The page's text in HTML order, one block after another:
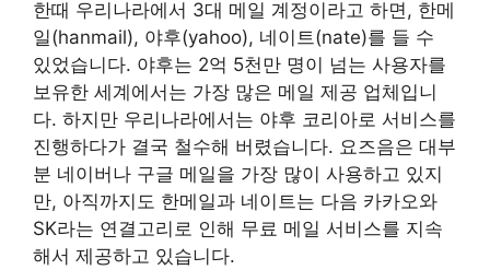
한때 우리나라에서 3대 메일 계정이라고 하면, 한메
일(hanmail), 야후(yahoo), 네이트(nate)를 들 수
있었습니다. 야후는 2억 5천만 명이 넘는 사용자를
보유한 세계에서는 가장 많은 메일 제공 업체입니
다. 하지만 우리나라에서는 야후 코리아로 서비스를
진행하다가 결국 철수해 버렸습니다. 요즈음은 대부
분 네이버나 구글 메일을 가장 많이 사용하고 있지
만, 아직까지도 한메일과 네이트는 다음 카카오와
SK라는 연결고리로 인해 무료 메일 서비스를 지속
해서 제공하고 있습니다.